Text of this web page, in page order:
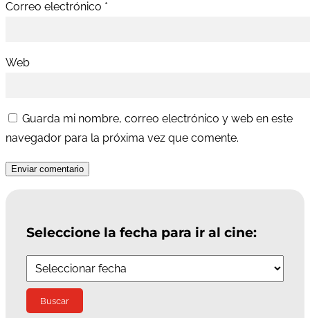
Correo electrónico *
Web
Guarda mi nombre, correo electrónico y web en este
navegador para la próxima vez que comente.
Enviar comentario
Seleccione la fecha para ir al cine: